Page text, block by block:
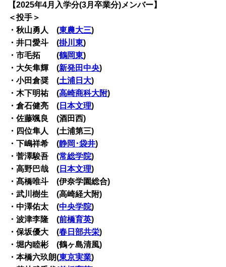
【2025年4月入学分(3月卒業分)メンバー】
＜投手＞
・秋山勇人 (東農大三)
・井口愛斗 (掛川東)
・市毛拓 (鶴岡東)
・大矢隼輝 (新発田中央)
・小田倉奨 (土浦日大)
・木下明祐 (高崎商科大附)
・倉石健亮 ( 日本文理)
・佐藤颯良 (酒田西)
・四位隼人 (土浦第三)
・下嶋祥希 (静岡･袋井)
・菅澤駿吾 (常総学院)
・高野巴哉 ( 日本文理)
・髙橋唯斗 (伊奈学園総合)
・武川樹生 (高崎経大附)
・中澤佑太 (中央学院)
・波津李隆 (前橋育英)
・保坂優大 (春日部共栄)
・堀内睦彬 (鶴ヶ島清風)
・本橋六玖朗(東京実業)